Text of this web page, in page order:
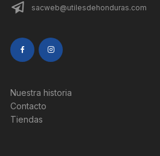
sacweb@utilesdehonduras.com
Nuestra historia
Contacto
Tiendas